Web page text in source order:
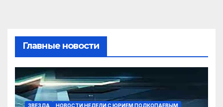
Главные новости
ЗВЕЗДА НОВОСТИ НЕДЕЛИ С ЮРИЕМ ПОДКОПАЕВЫМ